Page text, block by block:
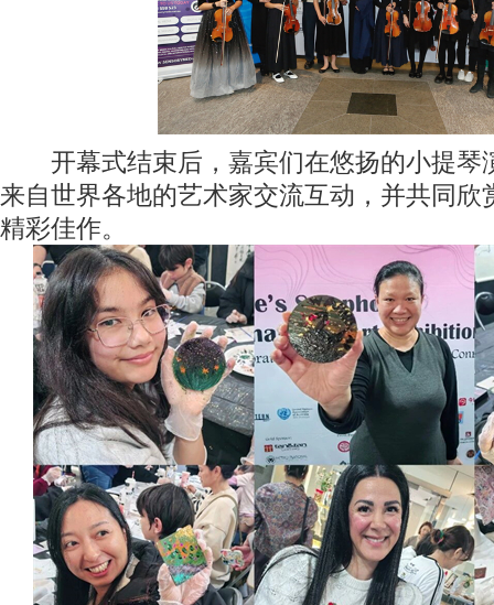
开幕式结束后，嘉宾们在悠扬的小提琴
来自世界各地的艺术家交流互动，并共同欣
精彩佳作。